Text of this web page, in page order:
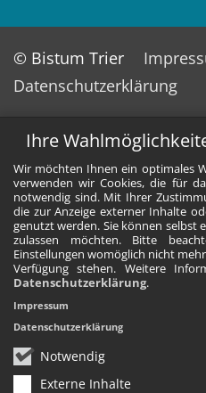
Ihre
Wir möchten Ihnen ein optimales
verwenden wir Cookies, die für
notwendig sind. Mit Ihrer
die zur Anzeige externer Inhalte
genutzt werden. Sie können selbst
zulassen möchten. Bitte
Einstellungen womöglich nicht
Verfügung stehen. Weitere
Datenschutzerklärung.
Notwendig
Externe Inhalte
Impressum
Datenschutzerklärung
© Bistum Trier
Datenschutzerklärung